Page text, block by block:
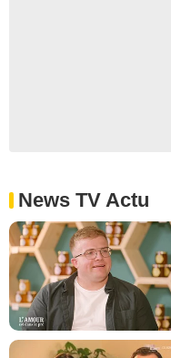
News TV Actu